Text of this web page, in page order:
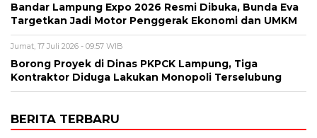
Bandar Lampung Expo 2026 Resmi Dibuka, Bunda Eva
Targetkan Jadi Motor Penggerak Ekonomi dan UMKM
Jumat, 17 Juli 2026 - 09:57 WIB
Borong Proyek di Dinas PKPCK Lampung, Tiga
Kontraktor Diduga Lakukan Monopoli Terselubung
BERITA TERBARU